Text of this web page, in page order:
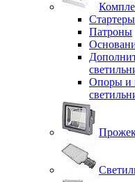
Патроны
Опоры и